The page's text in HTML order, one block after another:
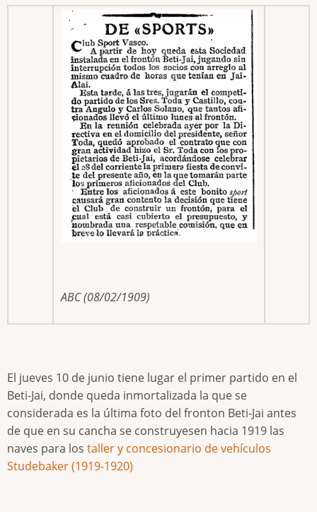
ABC (08/02/1909)
El jueves 10 de junio tiene lugar el primer partido en el
Beti-Jai, donde queda inmortalizada la que se
considerada es la última foto del fronton Beti-Jai antes
de que en su cancha se construyesen hacia 1919 las
naves para los taller y concesionario de vehículos
Studebaker (1919-1920)